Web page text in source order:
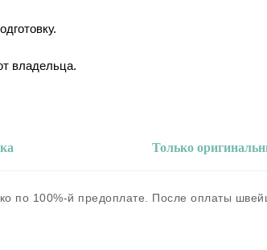
владельца.
Только
по 100%-й предоплате. После оплаты